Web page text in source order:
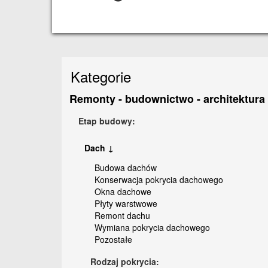
Kategorie
Remonty - budownictwo -
Etap budowy:
Dach ↓
Budowa dachów
Konserwacja pokrycia dachowego
Okna dachowe
Płyty warstwowe
Remont dachu
Wymiana pokrycia dachowego
Pozostałe
Rodzaj pokrycia: